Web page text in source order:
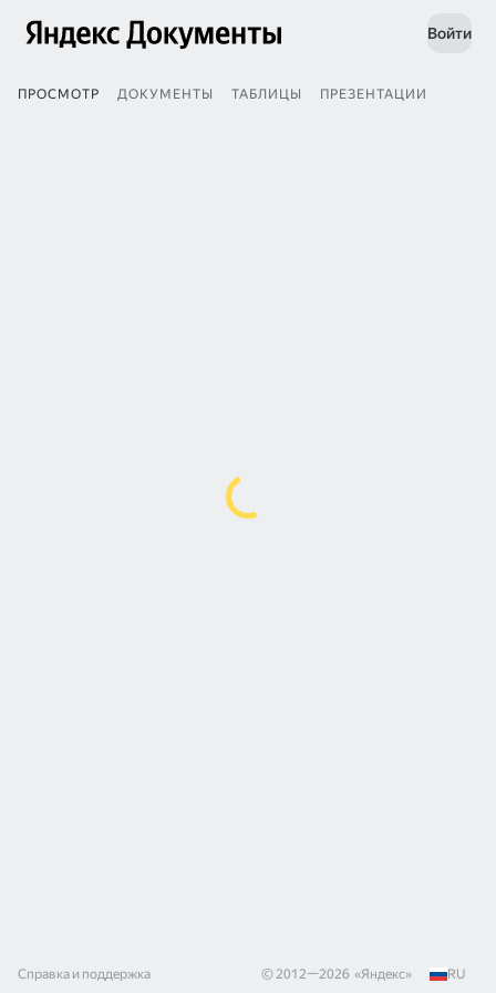
Войти
ПРОСМОТР ДОКУМЕНТЫ ТАБЛИЦЫ ПРЕЗЕНТАЦИИ
Справка и поддержка © 2012—2026 «Яндекс» RU